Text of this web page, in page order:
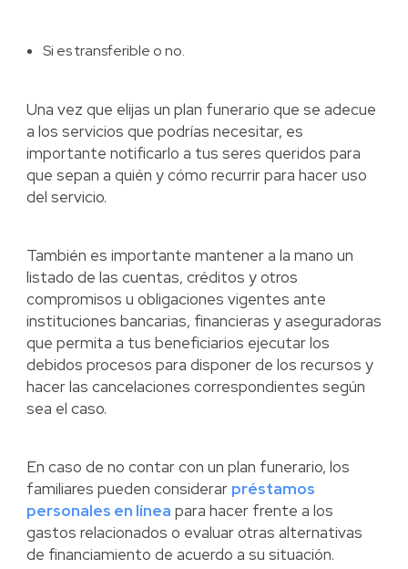
Si es transferible o no.
Una vez que elijas un plan funerario que se adecue
a los servicios que podrías necesitar, es
importante notificarlo a tus seres queridos para
que sepan a quién y cómo recurrir para hacer uso
del servicio.
También es importante mantener a la mano un
listado de las cuentas, créditos y otros
compromisos u obligaciones vigentes ante
instituciones bancarias, financieras y aseguradoras
que permita a tus beneficiarios ejecutar los
debidos procesos para disponer de los recursos y
hacer las cancelaciones correspondientes según
sea el caso.
En caso de no contar con un plan funerario, los
familiares pueden considerar préstamos
personales en línea para hacer frente a los
gastos relacionados o evaluar otras alternativas
de financiamiento de acuerdo a su situación.